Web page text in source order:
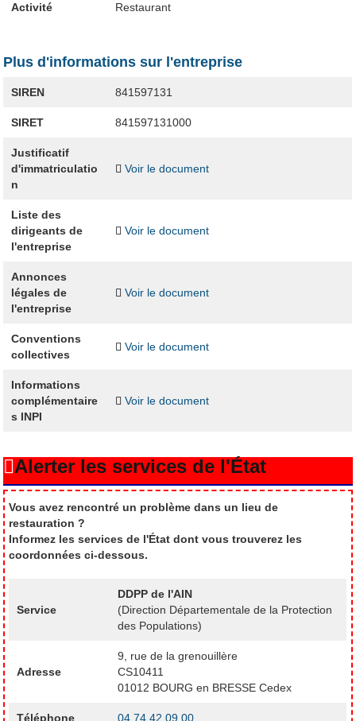
Activité Restaurant
Plus d'informations sur l'entreprise
SIREN 841597131
SIRET 841597131000
Justificatif
d'immatriculatio
n
Voir le document
Liste des
dirigeants de
l'entreprise
Voir le document
Annonces
légales de
l'entreprise
Voir le document
Conventions
collectives
Voir le document
Informations
complémentaire
s INPI
Voir le document
Alerter les services de l'État
Vous avez rencontré un problème dans un lieu de
restauration ?
Informez les services de l'État dont vous trouverez les
coordonnées ci-dessous.
Service
DDPP de l'AIN
(Direction Départementale de la Protection
des Populations)
Adresse
9, rue de la grenouillère
CS10411
01012 BOURG en BRESSE Cedex
Téléphone 04 74 42 09 00